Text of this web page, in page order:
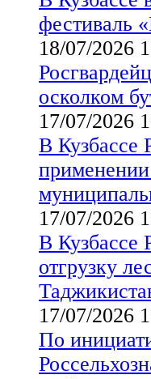
18/07/2026
осколком
17/07/2026
В Кузбассе
17/07/2026
В Кузбассе
отгрузку
17/07/2026
По